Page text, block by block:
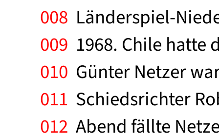
008 Länderspiel-
009 1968. Chile hatte
010 Günter Netzer
011 Schiedsrichter
012 Abend fällte